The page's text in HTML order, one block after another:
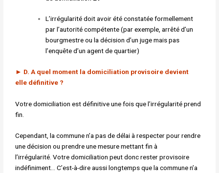
L’irrégularité doit avoir été constatée formellement
par l’autorité compétente (par exemple, arrêté d’un
bourgmestre ou la décision d’un juge mais pas
l’enquête d’un agent de quartier)
► D. A quel moment la domiciliation provisoire devient
elle définitive ?
Votre domiciliation est définitive une fois que l’irrégularité prend
fin.
Cependant, la commune n’a pas de délai à respecter pour rendre
unedécision ou prendre une mesure mettant fin à
l’irrégularité.Votre domiciliation peut donc rester provisoire
indéfiniment… C’est-à-direaussi longtemps que la commune n’a